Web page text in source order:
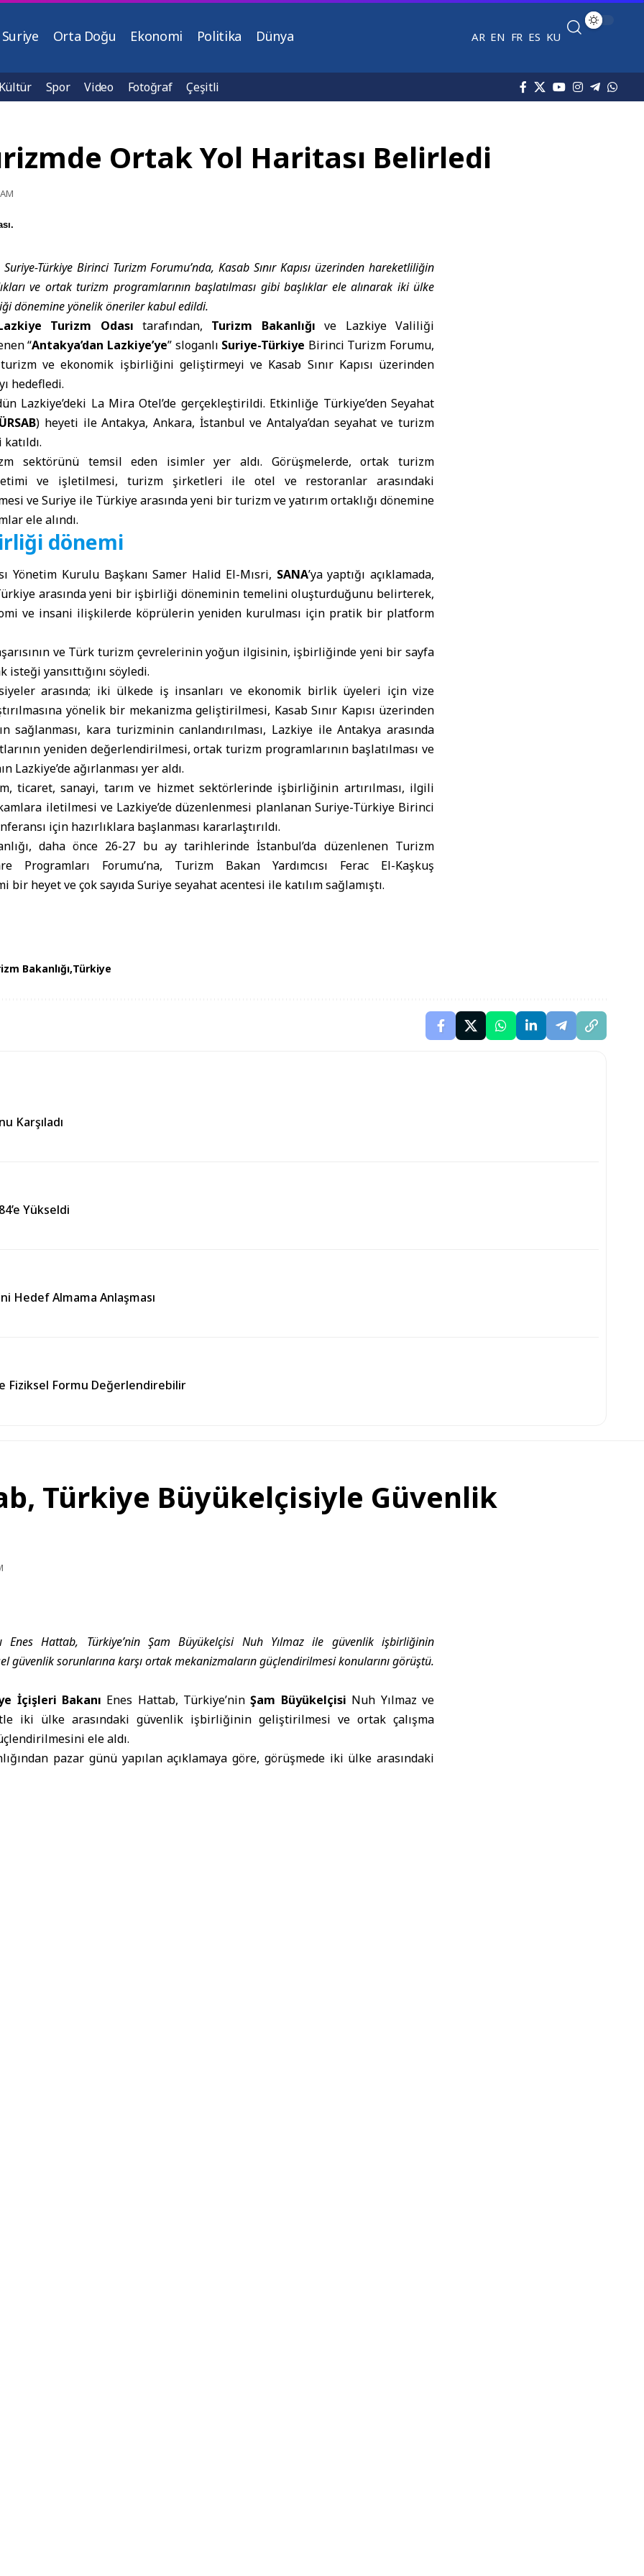
Suriye Orta Doğu Ekonomi Politika Dünya AR EN FR ES KU
Kültür Spor Video Fotoğraf Çeşitli
Ortak Yol Haritası Belirledi
Suriye-Türkiye Birinci Turizm Forumu’nda, Kasab Sınır Kapısı üzerinden hareketliliğin
ve ortak turizm programlarının başlatılması gibi başlıklar ele alınarak iki ülke
dönemine yönelik öneriler kabul edildi.
Turizm Odası tarafından, Turizm Bakanlığı ve Lazkiye Valiliği
“Antakya’dan Lazkiye’ye” sloganlı Suriye-Türkiye Birinci Turizm Forumu,
ve ekonomik işbirliğini geliştirmeyi ve Kasab Sınır Kapısı üzerinden
hedefledi.
Lazkiye’deki La Mira Otel’de gerçekleştirildi. Etkinliğe Türkiye’den Seyahat
) heyeti ile Antakya, Ankara, İstanbul ve Antalya’dan seyahat ve turizm
sektörünü temsil eden isimler yer aldı. Görüşmelerde, ortak turizm
ve işletilmesi, turizm şirketleri ile otel ve restoranlar arasındaki
ve Suriye ile Türkiye arasında yeni bir turizm ve yatırım ortaklığı dönemine
ele alındı.
dönemi
Yönetim Kurulu Başkanı Samer Halid El-Mısri, SANA’ya yaptığı açıklamada,
arasında yeni bir işbirliği döneminin temelini oluşturduğunu belirterek,
ve insani ilişkilerde köprülerin yeniden kurulması için pratik bir platform
ve Türk turizm çevrelerinin yoğun ilgisinin, işbirliğinde yeni bir sayfa
yansıttığını söyledi.
arasında; iki ülkede iş insanları ve ekonomik birlik üyeleri için vize
yönelik bir mekanizma geliştirilmesi, Kasab Sınır Kapısı üzerinden
sağlanması, kara turizminin canlandırılması, Lazkiye ile Antakya arasında
yeniden değerlendirilmesi, ortak turizm programlarının başlatılması ve
Lazkiye’de ağırlanması yer aldı.
ticaret, sanayi, tarım ve hizmet sektörlerinde işbirliğinin artırılması, ilgili
iletilmesi ve Lazkiye’de düzenlenmesi planlanan Suriye-Türkiye Birinci
için hazırlıklara başlanması kararlaştırıldı.
daha önce 26-27 bu ay tarihlerinde İstanbul’da düzenlenen Turizm
Programları Forumu’na, Turizm Bakan Yardımcısı Ferac El-Kaşkuş
bir heyet ve çok sayıda Suriye seyahat acentesi ile katılım sağlamıştı.
Bakanlığı Türkiye
Karşıladı
Yükseldi
Hedef Almama Anlaşması
Fiziksel Formu Değerlendirebilir
Türkiye Büyükelçisiyle Güvenlik
Enes Hattab, Türkiye’nin Şam Büyükelçisi Nuh Yılmaz ile güvenlik işbirliğinin
güvenlik sorunlarına karşı ortak mekanizmaların güçlendirilmesi konularını görüştü.
İçişleri Bakanı Enes Hattab, Türkiye’ninŞam Büyükelçisi Nuh Yılmaz ve
iki ülke arasındaki güvenlik işbirliğinin geliştirilmesi ve ortak çalışma
ele aldı.
pazar günü yapılan açıklamaya göre, görüşmede iki ülke arasındaki